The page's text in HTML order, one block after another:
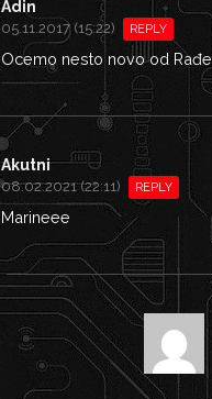
Adin
05.11.2017 (15:22) REPLY
Ocemo nesto novo od Rađe
Akutni
08.02.2021 (22:11) REPLY
Marineee